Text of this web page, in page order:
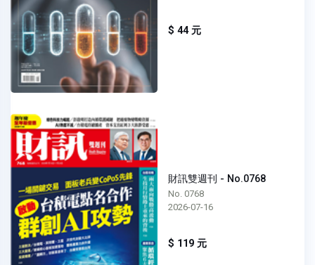
$ 44 元
財訊雙週刊 - No.0768
No. 0768
2026-07-16
$ 119 元